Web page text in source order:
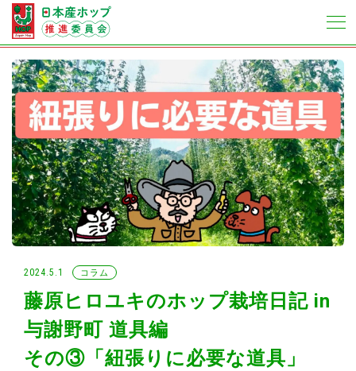
2024.5.1 コラム
藤原ヒロユキのホップ栽培日記 in
与謝野町 道具編
その③「紐張りに必要な道具」